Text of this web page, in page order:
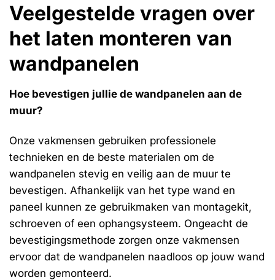
Veelgestelde vragen over
het laten monteren van
wandpanelen
Hoe bevestigen jullie de wandpanelen aan de
muur?
Onze vakmensen gebruiken professionele
technieken en de beste materialen om de
wandpanelen stevig en veilig aan de muur te
bevestigen. Afhankelijk van het type wand en
paneel kunnen ze gebruikmaken van montagekit,
schroeven of een ophangsysteem. Ongeacht de
bevestigingsmethode zorgen onze vakmensen
ervoor dat de wandpanelen naadloos op jouw wand
worden gemonteerd.